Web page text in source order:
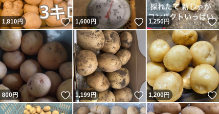
1,810円 いいね！
1,600円 いいね！
1,250円
800円 いいね！
1,199円 いいね！
1,200円